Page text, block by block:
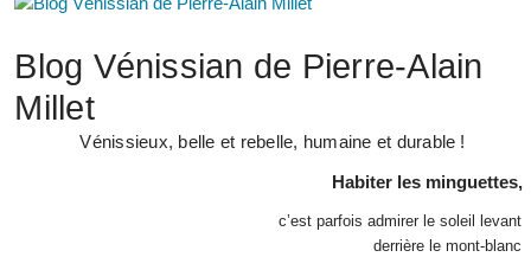
Blog Vénissian de Pierre-Alain
Millet
Vénissieux, belle et rebelle, humaine et durable !
Habiter les minguettes,
c’est parfois admirer le soleil levant
derrière le mont-blanc